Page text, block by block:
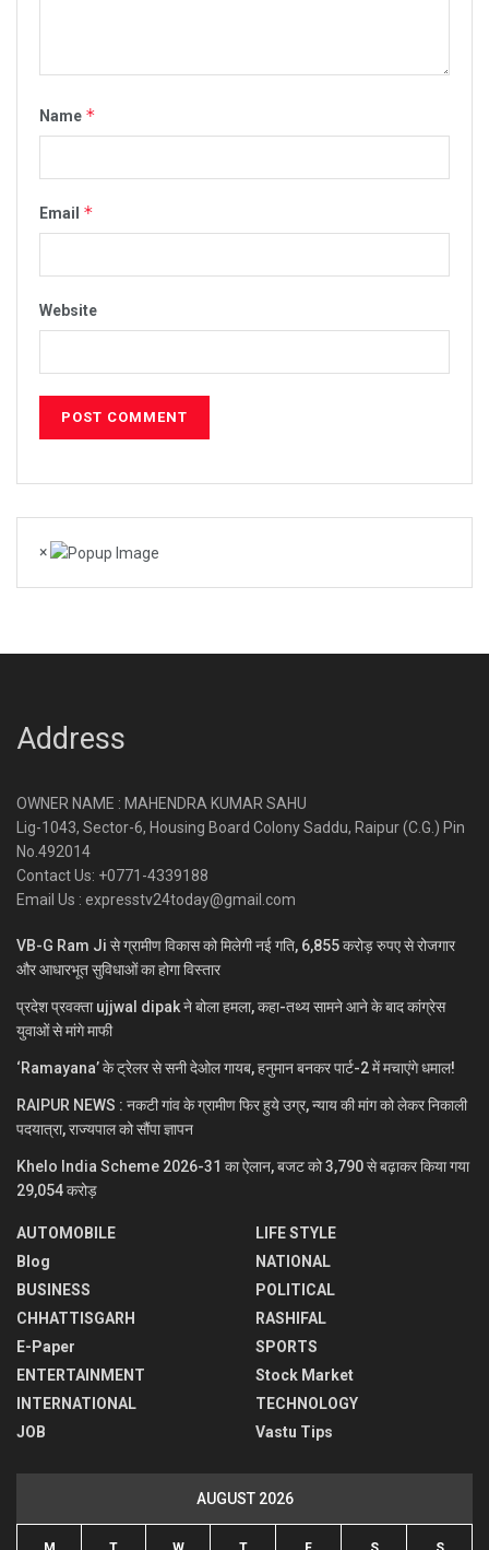
Name *
Email *
Website
×
Address
OWNER NAME : MAHENDRA KUMAR SAHU
Lig-1043, Sector-6, Housing Board Colony Saddu, Raipur (C.G.) Pin
No.492014
Contact Us: +0771-4339188
Email Us : expresstv24today@gmail.com
VB-G Ram Ji से ग्रामीण विकास को मिलेगी नई गति, 6,855 करोड़ रुपए से रोजगार
और आधारभूत सुविधाओं का होगा विस्तार
प्रदेश प्रवक्ता ujjwal dipak ने बोला हमला, कहा-तथ्य सामने आने के बाद कांग्रेस
युवाओं से मांगे माफी
‘Ramayana’ के ट्रेलर से सनी देओल गायब, हनुमान बनकर पार्ट-2 में मचाएंगे धमाल!
RAIPUR NEWS : नकटी गांव के ग्रामीण फिर हुये उग्र, न्याय की मांग को लेकर निकाली
पदयात्रा, राज्यपाल को सौंपा ज्ञापन
Khelo India Scheme 2026-31 का ऐलान, बजट को 3,790 से बढ़ाकर किया गया
29,054 करोड़
AUTOMOBILE
Blog
BUSINESS
CHHATTISGARH
E-Paper
ENTERTAINMENT
INTERNATIONAL
JOB
LIFE STYLE
NATIONAL
POLITICAL
RASHIFAL
SPORTS
Stock Market
TECHNOLOGY
Vastu Tips
AUGUST 2026